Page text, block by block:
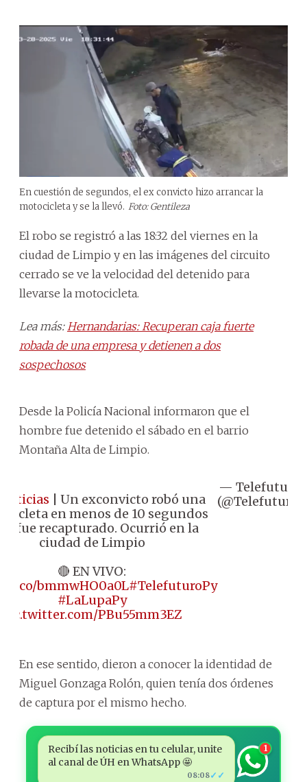
En cuestión de segundos, el ex convicto hizo arrancar la
motocicleta y se la llevó. Foto: Gentileza
El robo se registró a las 18:32 del viernes en la
ciudad de Limpio y en las imágenes del circuito
cerrado se ve la velocidad del detenido para
llevarse la motocicleta.
Lea más: Hernandarias: Recuperan caja fuerte
robada de una empresa y detienen a dos
sospechosos
Desde la Policía Nacional informaron que el
hombre fue detenido el sábado en el barrio
Montaña Alta de Limpio.
| Un exconvicto robó una
en menos de 10 segundos
fue recapturado. Ocurrió en la
ciudad de Limpio
🔴 EN VIVO:
t.co/bmmwHO0a0L#TelefuturoPy
#LaLupaPy
pic.twitter.com/PBu55mm3EZ
— Telefuturo
(@Telefuturo)
En ese sentido, dieron a conocer la identidad de
Miguel Gonzaga Rolón, quien tenía dos órdenes
de captura por el mismo hecho.
Recibí las noticias en tu celular, unite
al canal de ÚH en WhatsApp 🤩
08:08✓✓
1